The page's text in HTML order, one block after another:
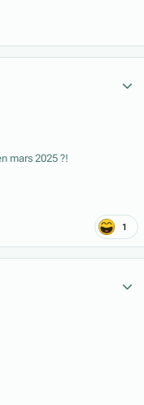
mars 2025 ?!
1